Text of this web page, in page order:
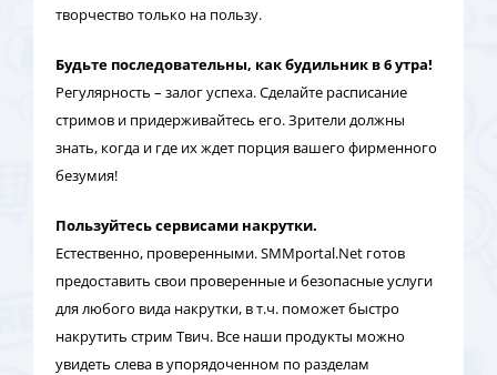
творчество только на пользу.
Будьте последовательны, как будильник в 6 утра!
Регулярность – залог успеха. Сделайте расписание
стримов и придерживайтесь его. Зрители должны
знать, когда и где их ждет порция вашего фирменного
безумия!
Пользуйтесь сервисами накрутки.
Естественно, проверенными. SMMportal.Net готов
предоставить свои проверенные и безопасные услуги
для любого вида накрутки, в т.ч. поможет быстро
накрутить стрим Твич. Все наши продукты можно
увидеть слева в упорядоченном по разделам